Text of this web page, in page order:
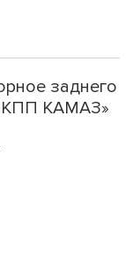
заднего
КПП КАМАЗ»